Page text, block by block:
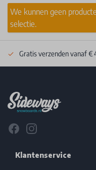
We kunnen geen
selectie.
Gratis verzenden vanaf €
FacebookInstagram
Klantenservice